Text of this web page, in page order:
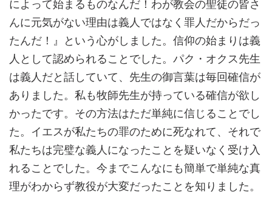
によって始まるものなんだ！わが教会の聖徒の皆さ
んに元気がない理由は義人ではなく罪人だからだっ
たんだ！』という心がしました。信仰の始まりは義
人として認められることでした。パク・オクス先生
は義人だと話していて、先生の御言葉は毎回確信が
ありました。私も牧師先生が持っている確信が欲し
かったです。その方法はただ単純に信じることでし
た。イエスが私たちの罪のために死なれて、それで
私たちは完璧な義人になったことを疑いなく受け入
れることでした。今までこんなにも簡単で単純な真
理がわからず教役が大変だったことを知りました。